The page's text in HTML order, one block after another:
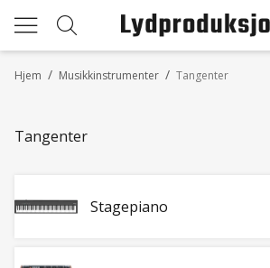
/
Hjem /
Musikkinstrumenter Tangenter
Tangenter
Stagepiano